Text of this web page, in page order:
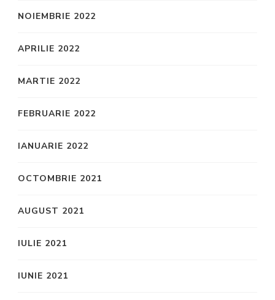
NOIEMBRIE 2022
APRILIE 2022
MARTIE 2022
FEBRUARIE 2022
IANUARIE 2022
OCTOMBRIE 2021
AUGUST 2021
IULIE 2021
IUNIE 2021